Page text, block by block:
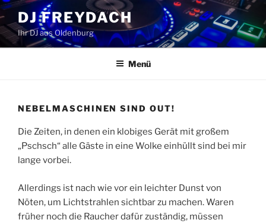
Zum
Inhalt
springen
DJ FREYDACH
Ihr DJ aus Oldenburg
Menü
NEBELMASCHINEN SIND OUT!
Die Zeiten, in denen ein klobiges Gerät mit großem
„Pschsch“ alle Gäste in eine Wolke einhüllt sind bei mir
lange vorbei.
Allerdings ist nach wie vor ein leichter Dunst von
Nöten, um Lichtstrahlen sichtbar zu machen. Waren
früher noch die Raucher dafür zuständig, müssen